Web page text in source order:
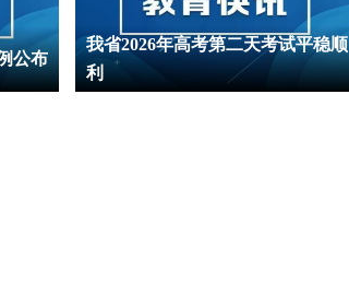
公布
我省2026年高考第二天考试平稳顺
利